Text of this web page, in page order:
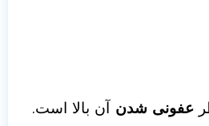
عفونی شدن
آن بالا است.